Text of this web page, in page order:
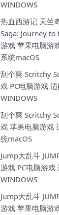
WINDOWS
热血西游记 天竺
Saga: Journey to
游戏 苹果电脑游
系统macOS
刮个爽 Scritchy
戏 PC电脑游戏
WINDOWS
刮个爽 Scritchy
戏 苹果电脑游戏
统macOS
Jump大乱斗
游戏 PC电脑游戏
WINDOWS
Jump大乱斗
游戏 苹果电脑游